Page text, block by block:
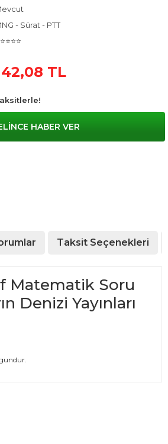
- Sürat - PTT
42,08 TL
HABER VER
Taksit Seçenekleri
Matematik Soru
Denizi Yayınları